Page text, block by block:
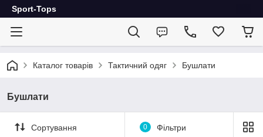
Sport-Tops
Каталог товарів Тактичний одяг Бушлати
Бушлати
Сортування 0 Фільтри